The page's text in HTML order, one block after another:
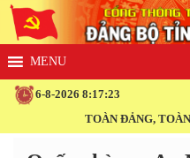
6-8-2026 8:17:23
TOÀN ĐẢNG, TOÀN